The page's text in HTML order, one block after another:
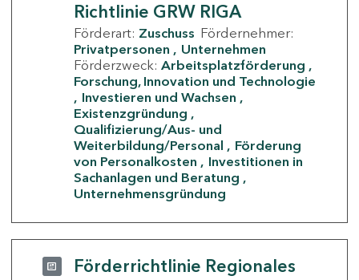
Richtlinie GRW RIGA
Förderart: Zuschuss Fördernehmer:
Privatpersonen
Unternehmen
Förderzweck: Arbeitsplatzförderung
Forschung, Innovation und Technologie
Investieren und Wachsen
Existenzgründung
Qualifizierung/Aus- und
Weiterbildung/Personal
Förderung
von Personalkosten
Investitionen in
Sachanlagen und Beratung
Unternehmensgründung
Förderrichtlinie Regionales